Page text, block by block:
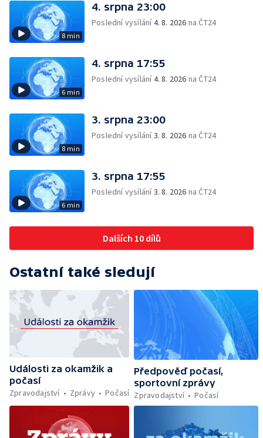
8 min
4. srpna 23:00
Poslední vysílání4. 8. 2026 na ČT24
6 min
4. srpna 17:55
Poslední vysílání4. 8. 2026 na ČT24
8 min
3. srpna 23:00
Poslední vysílání3. 8. 2026 na ČT24
6 min
3. srpna 17:55
Poslední vysílání3. 8. 2026 na ČT24
Dalších 10 dílů
Ostatní také sledují
Události za okamžik a
počasí
Zpravodajství
Zprávy Počasí
Předpověď počasí,
sportovní zprávy
Zpravodajství
Počasí